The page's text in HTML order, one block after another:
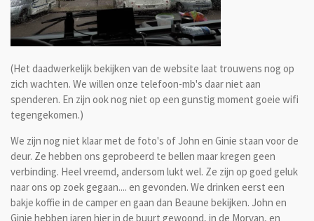
(Het daadwerkelijk bekijken van de website laat trouwens nog op
zich wachten. We willen onze telefoon-mb's daar niet aan
spenderen. En zijn ook nog niet op een gunstig moment goeie wifi
tegengekomen.)
We zijn nog niet klaar met de foto's of John en Ginie staan voor de
deur. Ze hebben ons geprobeerd te bellen maar kregen geen
verbinding. Heel vreemd, andersom lukt wel. Ze zijn op goed geluk
naar ons op zoek gegaan.... en gevonden. We drinken eerst een
bakje koffie in de camper en gaan dan Beaune bekijken. John en
Ginie hebben jaren hier in de buurt gewoond, in de Morvan, en